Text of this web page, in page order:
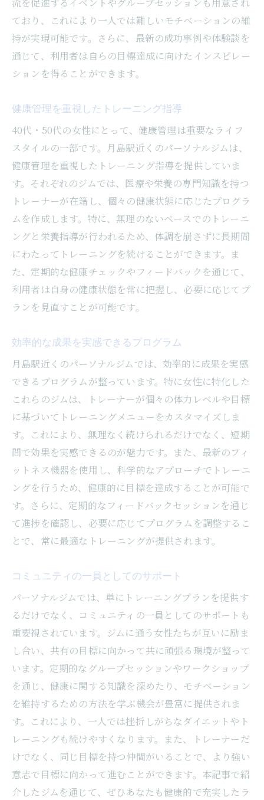
流を促進するイベントやグループセッションも用意され
ており、これにより一人では難しいモチベーションの維
持が実現可能です。さらに、最新の成功事例や体験談を
通じて、利用者は自らの目標達成に向けたインスピレー
ションを得ることができます。
健康管理を重視したトレーニング指導
40代・50代の女性にとって、健康管理は重要なライフ
スタイルの一部です。月島駅近くのパーソナルジムは、
健康管理を重視したトレーニング指導を提供していま
す。それぞれのジムでは、医療や栄養の専門知識を持つ
トレーナーが在籍し、個々の健康状態に応じたプログラ
ムを作成します。特に、無理のないペースでのトレーニ
ングと栄養指導が行われるため、体調を崩さずに長期間
にわたってトレーニングを続けることができます。ま
た、定期的な健康チェックやフィードバックを通じて、
利用者は自身の健康状態を常に把握し、必要に応じてプ
ランを見直すことが可能です。
効率的な成果を実感できるプログラム
月島駅近くのパーソナルジムでは、効率的に成果を実感
できるプログラムが整っています。特に女性に特化した
これらのジムは、トレーナーが個々の体力レベルや目標
に基づいてトレーニングメニューをカスタマイズしま
す。これにより、無理なく続けられるだけでなく、短期
間で効果を実感できるのが魅力です。また、最新のフィ
ットネス機器を使用し、科学的なアプローチでトレーニ
ングを行うため、健康的に目標を達成することが可能で
す。さらに、定期的なフィードバックセッションを通じ
て進捗を確認し、必要に応じてプログラムを調整するこ
とで、常に最適なトレーニングが提供されます。
コミュニティの一員としてのサポート
パーソナルジムでは、単にトレーニングプランを提供す
るだけでなく、コミュニティの一員としてのサポートも
重要視されています。ジムに通う女性たちが互いに励ま
し合い、共有の目標に向かって共に頑張る環境が整って
います。定期的なグループセッションやワークショップ
を通じ、健康に関する知識を深めたり、モチベーション
を維持するための方法を学ぶ機会が豊富に提供されま
す。これにより、一人では挫折しがちなダイエットやト
レーニングも続けやすくなります。また、トレーナーだ
けでなく、同じ目標を持つ仲間がいることで、より強い
意志で目標に向かって進むことができます。本記事で紹
介したジムを通じて、ぜひあなたも健康的で充実したラ